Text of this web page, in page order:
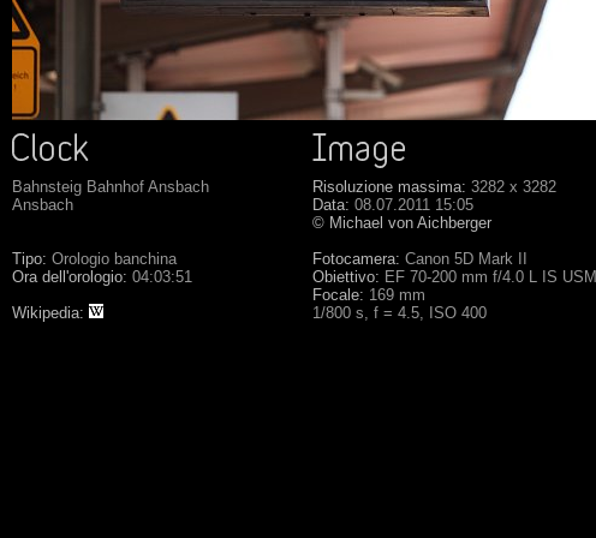
Bahnsteig Bahnhof Ansbach
Ansbach
Tipo: Orologio banchina
Ora dell'orologio: 04:03:51
Wikipedia:
Risoluzione massima: 3282 x 3282
Data: 08.07.2011 15:05
© Michael von Aichberger
Fotocamera: Canon 5D Mark II
Obiettivo: EF 70-200 mm f/4.0 L IS USM
Focale: 169 mm
1/800 s, f = 4.5, ISO 400